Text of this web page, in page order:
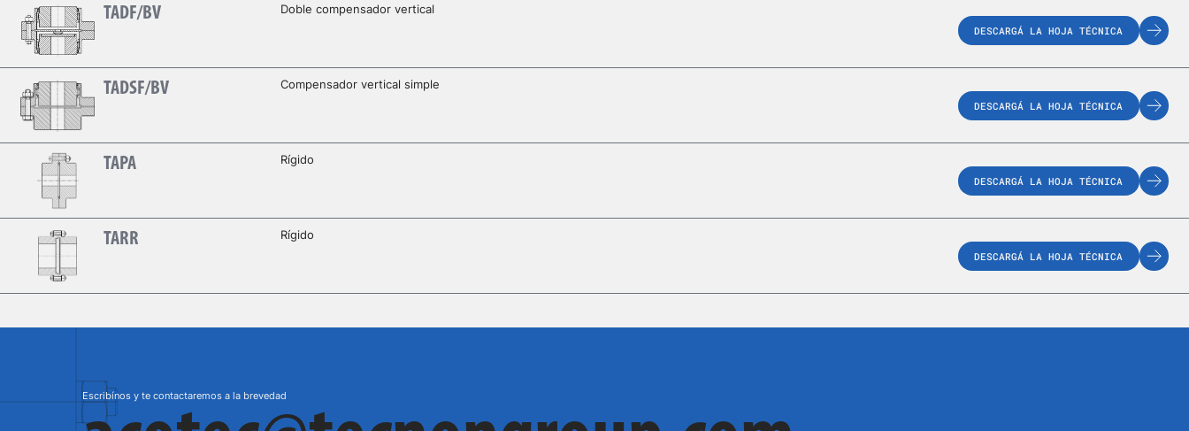
TADF/BV Doble compensador vertical
DESCARGÁ LA HOJA TÉCNICA
TADSF/BV Compensador vertical simple
DESCARGÁ LA HOJA TÉCNICA
TAPA Rígido
DESCARGÁ LA HOJA TÉCNICA
TARR Rígido
DESCARGÁ LA HOJA TÉCNICA
Escribínos y te contactaremos a la brevedad